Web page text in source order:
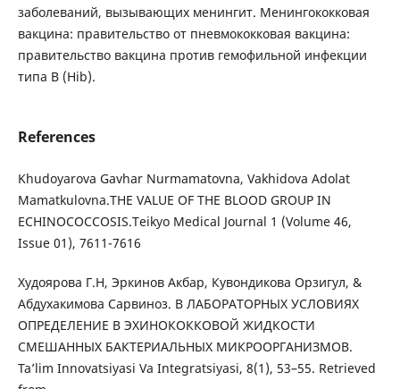
заболеваний, вызывающих менингит. Менингококковая
вакцина: правительство от пневмококковая вакцина:
правительство вакцина против гемофильной инфекции
типа B (Hib).
References
Khudoyarova Gavhar Nurmamatovna, Vakhidova Adolat
Mamatkulovna.THE VALUE OF THE BLOOD GROUP IN
ECHINOCOCCOSIS.Teikyo Medical Journal 1 (Volume 46,
Issue 01), 7611-7616
Худоярова Г.Н, Эркинов Акбар, Кувондикова Орзигул, &
Абдухакимова Сарвиноз. В ЛАБОРАТОРНЫХ УСЛОВИЯХ
ОПРЕДЕЛЕНИЕ В ЭХИНОКОККОВОЙ ЖИДКОСТИ
СМЕШАННЫХ БАКТЕРИАЛЬНЫХ МИКРООРГАНИЗМОВ.
Ta’lim Innovatsiyasi Va Integratsiyasi, 8(1), 53–55. Retrieved